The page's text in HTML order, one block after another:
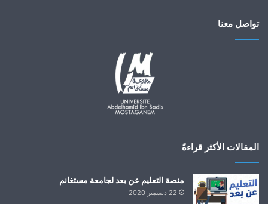
تواصل معنا
المقالات الأكثر قراءةً
منصة التعليم عن بعد لجامعة مستغانم
22 ديسمبر 2020